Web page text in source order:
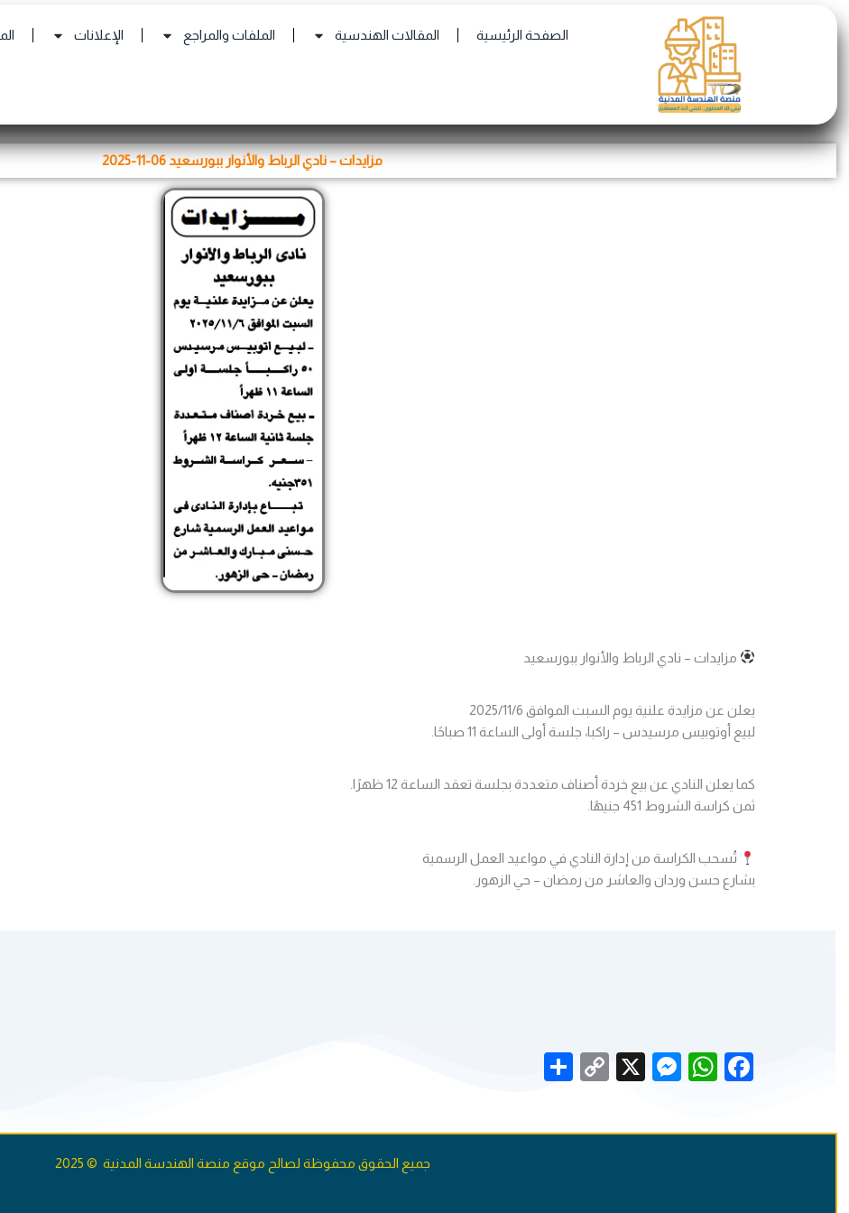
to
الصفحة الرئيسية المقالات الهندسية الملفات والمراجع الإعلانات
مزايدات – نادي الرباط والأنوار ببورسعيد 06-11-2025
مزايدات – نادي الرباط والأنوار ببورسعيد
يعلن عن مزايدة علنية يوم السبت الموافق 2025/11/6
لبيع أوتوبيس مرسيدس – راكبا، جلسة أولى الساعة 11 صباحًا.
كما يعلن النادي عن بيع خردة أصناف متعددة بجلسة تعقد الساعة 12 ظهرًا.
ثمن كراسة الشروط 451 جنيهًا.
تُسحب الكراسة من إدارة النادي في مواعيد العمل الرسمية
بشارع حسن وردان والعاشر من رمضان – حي الزهور.
Facebook
WhatsApp
Messenger
X
Copy
جميع الحقوق محفوظة لصالح موقع منصة الهندسة المدنية © 2025